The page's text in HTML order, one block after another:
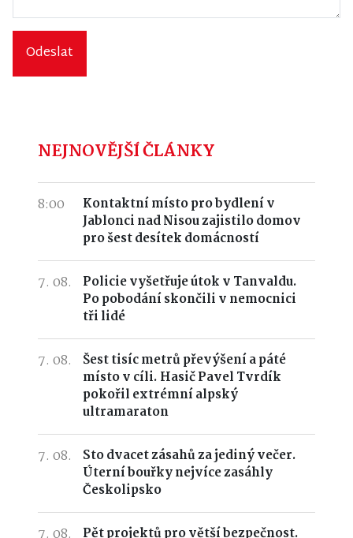
Odeslat
NEJNOVĚJŠÍ ČLÁNKY
8:00
Kontaktní místo pro bydlení v
Jablonci nad Nisou zajistilo domov
pro šest desítek domácností
7. 08.
Policie vyšetřuje útok v Tanvaldu.
Po pobodání skončili v nemocnici
tři lidé
7. 08.
Šest tisíc metrů převýšení a páté
místo v cíli. Hasič Pavel Tvrdík
pokořil extrémní alpský
ultramaraton
7. 08.
Sto dvacet zásahů za jediný večer.
Úterní bouřky nejvíce zasáhly
Českolipsko
Pět projektů pro větší bezpečnost.